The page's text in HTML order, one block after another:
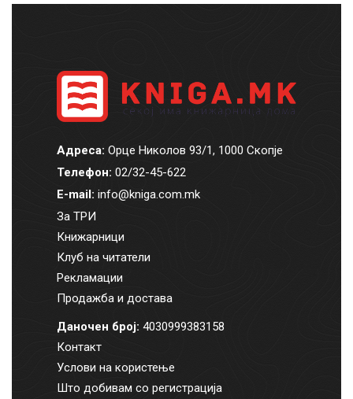
Адреса: Орце Николов 93/1, 1000 Скопје
Телефон: 02/32-45-622
E-mail: info@kniga.com.mk
За ТРИ
Книжарници
Клуб на читатели
Рекламации
Продажба и достава
Даночен број: 4030999383158
Контакт
Услови на користење
Што добивам со регистрација